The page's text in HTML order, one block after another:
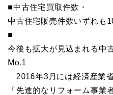
■中古住宅買取件数・
中古住宅販売件数いずれ
■
今後も拡大が見込まれる中
Mo.1
2016年3月には経済産業
「先進的なリフォーム事業